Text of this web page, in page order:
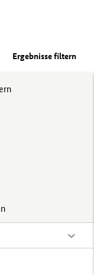
Ergebnisse filtern